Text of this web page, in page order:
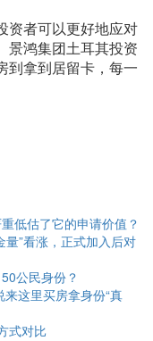
资者可以更好地应对
景鸿集团土耳其投资
到拿到居留卡，每一
低估了它的申请价值？
”看涨，正式加入后对
公民身份？
这里买房拿身份“真
式对比